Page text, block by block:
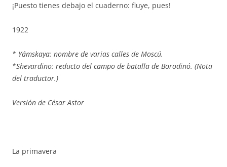
¡Puesto tienes debajo el cuaderno: fluye, pues!
1922
* Yámskaya: nombre de varias calles de Moscú.
*Shevardino: reducto del campo de batalla de Borodinó. (Nota
del traductor.)
Versión de César Astor
La primavera